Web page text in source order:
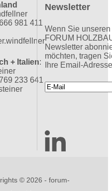
981 411
+ Italien:
233 641
Newsletter
Wenn Sie unseren
FORUM
Newsletter
möchten, tragen
Ihre Email-
©2026 - forum-